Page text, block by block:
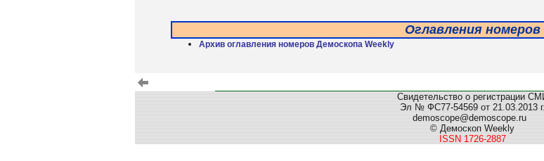
Оглавления номеров
Архив оглавления номеров Демоскопа Weekly
Свидетельство о регистрации
Эл № ФС77-54569 от 21.03.2013
demoscope@demoscope.ru
© Демоскоп Weekly
ISSN 1726-2887